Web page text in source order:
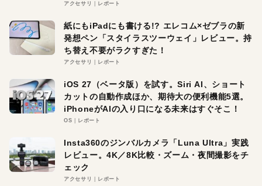
アクセサリ レポート
紙にもiPadにも書ける!? エレコム×ゼブラの新
発想ペン「スタイラスツーウェイ」レビュー。持
ち替え不要がラクすぎた！
アクセサリ レポート
iOS 27（ベータ版）を試す。Siri AI、ショート
カットの自動作成ほか、期待大の便利機能5選。
iPhoneがAIの入り口になる未来はすぐそこ！
OS レポート
Insta360のジンバルカメラ「Luna Ultra」実践
レビュー。4K／8K比較・ズーム・夜間撮影をチ
ェック
アクセサリ レポート